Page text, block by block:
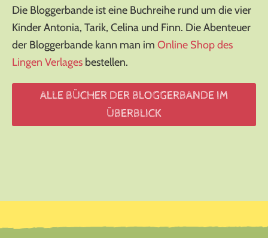
Die Bloggerbande ist eine Buchreihe rund um die vier
Kinder Antonia, Tarik, Celina und Finn. Die Abenteuer
der Bloggerbande kann man im Online Shop des
Lingen Verlages bestellen.
ALLE BÜCHER DER BLOGGERBANDE IM
ÜBERBLICK